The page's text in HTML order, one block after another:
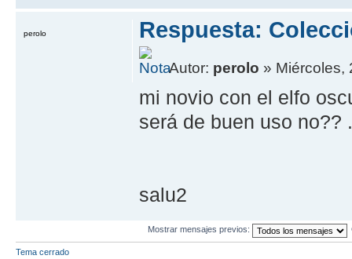
Respuesta:
Autor: perolo » Miércoles,
mi novio con el elfo
será de buen uso no??
salu2
perolo
Mostrar mensajes previos:
Tema cerrado